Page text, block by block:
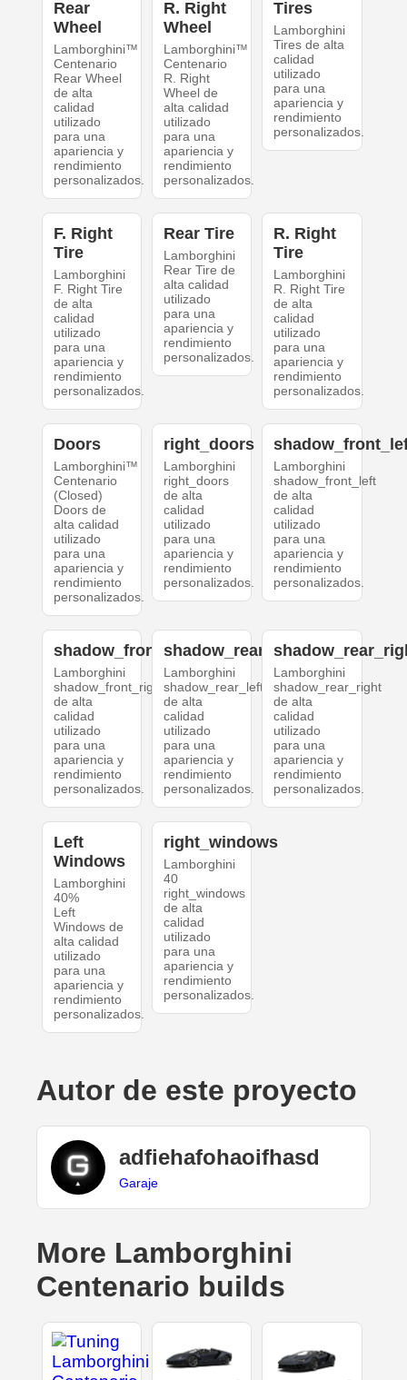
Rear
Wheel
Lamborghini™
Centenario
Rear Wheel
de alta
calidad
utilizado
para una
apariencia y
rendimiento
personalizados.
R. Right
Wheel
Lamborghini™
Centenario
R. Right
Wheel de
alta calidad
utilizado
para una
apariencia y
rendimiento
personalizados.
Tires
Lamborghini
Tires de alta
calidad
utilizado
para una
apariencia y
rendimiento
personalizados.
F. Right
Tire
Lamborghini
F. Right Tire
de alta
calidad
utilizado
para una
apariencia y
rendimiento
personalizados.
Rear Tire
Lamborghini
Rear Tire de
alta calidad
utilizado
para una
apariencia y
rendimiento
personalizados.
R. Right
Tire
Lamborghini
R. Right Tire
de alta
calidad
utilizado
para una
apariencia y
rendimiento
personalizados.
Doors
Lamborghini™
Centenario
(Closed)
Doors de
alta calidad
utilizado
para una
apariencia y
rendimiento
personalizados.
right_doors
Lamborghini
right_doors
de alta
calidad
utilizado
para una
apariencia y
rendimiento
personalizados.
Lamborghini
shadow_front_left
de alta
calidad
utilizado
para una
apariencia y
rendimiento
personalizados.
shadow_front_right
Lamborghini
shadow_front_right
de alta
calidad
utilizado
para una
apariencia y
rendimiento
personalizados.
shadow_rear_left
Lamborghini
shadow_rear_left
de alta
calidad
utilizado
para una
apariencia y
rendimiento
personalizados.
Lamborghini
shadow_rear_right
de alta
calidad
utilizado
para una
apariencia y
rendimiento
personalizados.
Left
Windows
Lamborghini
40%
Left
Windows de
alta calidad
utilizado
para una
apariencia y
rendimiento
personalizados.
right_windows
Lamborghini
40
right_windows
de alta
calidad
utilizado
para una
apariencia y
rendimiento
personalizados.
Autor de este proyecto
adfiehafohaoifhasd
Garaje
More Lamborghini
Centenario builds